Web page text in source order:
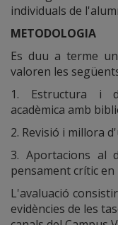
individuals de
METODOLOGIA
Es duu a terme
valoren les
1. Estructura i
acadèmica amb
2. Revisió i millora
3. Aportacions al
pensament crític en
L'avaluació
evidències de les